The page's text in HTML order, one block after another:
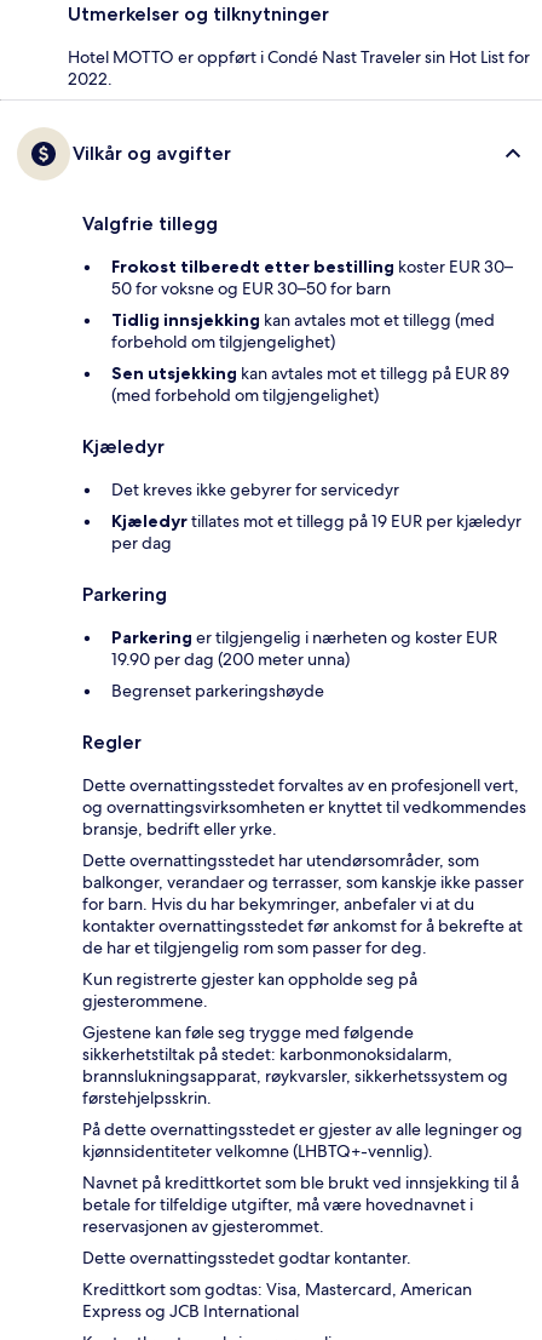
Utmerkelser og tilknytninger
Hotel MOTTO er oppført i Condé Nast Traveler sin Hot List for
2022.
Vilkår og avgifter
Valgfrie tillegg
Frokost tilberedt etter bestilling koster EUR 30–
50 for voksne og EUR 30–50 for barn
Tidlig innsjekking kan avtales mot et tillegg (med
forbehold om tilgjengelighet)
Sen utsjekking kan avtales mot et tillegg på EUR 89
(med forbehold om tilgjengelighet)
Kjæledyr
Det kreves ikke gebyrer for servicedyr
Kjæledyrtillates mot et tillegg på 19 EUR per kjæledyr
per dag
Parkering
Parkering er tilgjengelig i nærheten og koster EUR
19.90 per dag (200 meter unna)
Begrenset parkeringshøyde
Regler
Dette overnattingsstedet forvaltes av en profesjonell vert,
og overnattingsvirksomheten er knyttet til vedkommendes
bransje, bedrift eller yrke.
Dette overnattingsstedet har utendørsområder, som
balkonger, verandaer og terrasser, som kanskje ikke passer
for barn. Hvis du har bekymringer, anbefaler vi at du
kontakter overnattingsstedet før ankomst for å bekrefte at
de har et tilgjengelig rom som passer for deg.
Kun registrerte gjester kan oppholde seg på
gjesterommene.
Gjestene kan føle seg trygge med følgende
sikkerhetstiltak på stedet: karbonmonoksidalarm,
brannslukningsapparat, røykvarsler, sikkerhetssystem og
førstehjelpsskrin.
På dette overnattingsstedet er gjester av alle legninger og
kjønnsidentiteter velkomne (LHBTQ+-vennlig).
Navnet på kredittkortet som ble brukt ved innsjekking til å
betale for tilfeldige utgifter, må være hovednavnet i
reservasjonen av gjesterommet.
Dette overnattingsstedet godtar kontanter.
Kredittkort som godtas: Visa, Mastercard, American
Express og JCB International